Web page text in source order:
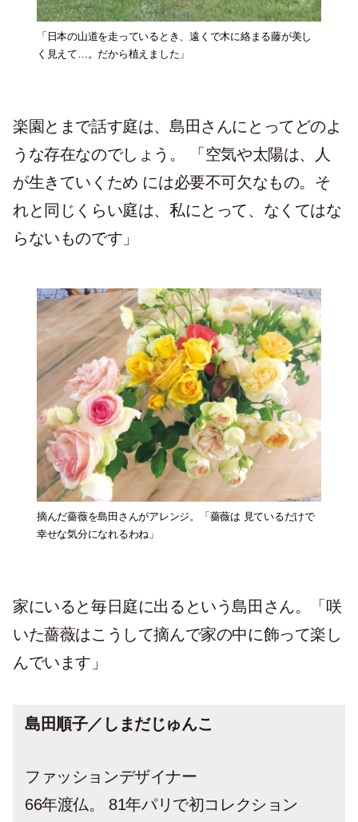
「日本の山道を走っているとき、遠くで木に絡まる藤が美し
く見えて…。だから植えました」
楽園とまで話す庭は、島田さんにとってどのよ
うな存在なのでしょう。 「空気や太陽は、人
が生きていくため には必要不可欠なもの。そ
れと同じくらい庭は、私にとって、なくてはな
らないものです」
摘んだ薔薇を島田さんがアレンジ。「薔薇は 見ているだけで
幸せな気分になれるわね」
家にいると毎日庭に出るという島田さん。「咲
いた薔薇はこうして摘んで家の中に飾って楽し
んでいます」
島田順子／しまだじゅんこ
ファッションデザイナー
66年渡仏。 81年パリで初コレクション